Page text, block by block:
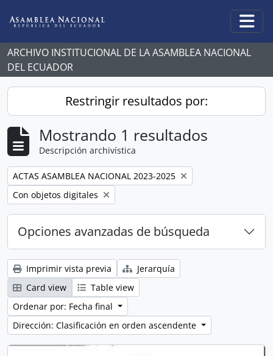
ARCHIVO INSTITUCIONAL DE LA ASAMBLEA NACIONAL
DEL ECUADOR
Restringir resultados por:
Mostrando 1 resultados
Descripción archivística
Remove filter:
ACTAS ASAMBLEA NACIONAL 2023-2025
Remove filter:
Con objetos digitales
Opciones avanzadas de búsqueda
Imprimir vista previa
Jerarquía
Card view
Table view
Ordenar por: Fecha final
Dirección: Clasificación en orden ascendente